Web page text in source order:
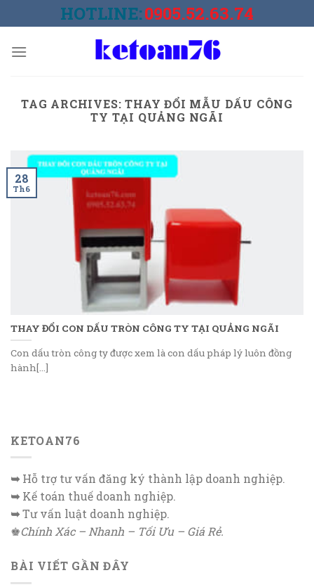
to
HOTLINE:0905.52.63.74
TAG ARCHIVES:THAY ĐỔI MẪU DẤU CÔNG
TY TẠI QUẢNG NGÃI
THAY ĐỔI CON DẤU TRÒN CÔNG TY TẠI QUẢNG NGÃI
Con dấu tròn công ty được xem là con dấu pháp lý luôn đồng
hành[...]
28
Th6
KETOAN76
➥Hỗ trợ tư vấn đăng ký thành lập doanh nghiệp.
➥Kế toán thuế doanh nghiệp.
➥Tư vấn luật doanh nghiệp.
♚Chính Xác – Nhanh – Tối Ưu – Giá Rẻ.
BÀI VIẾT GẦN ĐÂY